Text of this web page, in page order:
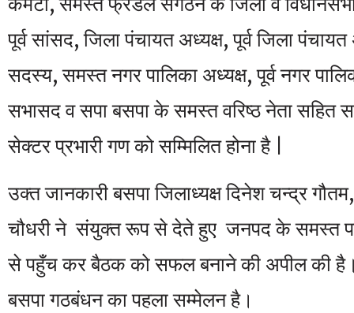
पूर्व सांसद, जिला पंचायत अध्यक्ष, पूर्व जिला
सदस्य, समस्त नगर पालिका अध्यक्ष, पूर्व नगर
सभासद व सपा बसपा के समस्त वरिष्ठ नेता सहित
सेक्टर प्रभारी गण को सम्मिलित होना है |
उक्त जानकारी बसपा जिलाध्यक्ष दिनेश चन्द्र
चौधरी ने संयुक्त रूप से देते हुए जनपद के समस्त
से पहुँच कर बैठक को सफल बनाने की अपील की
बसपा गठबंधन का पहला सम्मेलन है।